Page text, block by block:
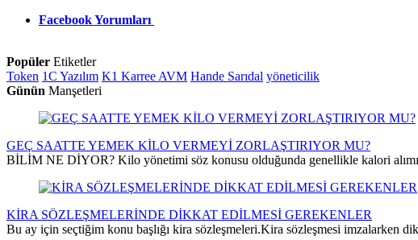
Facebook Yorumları
Popüler Etiketler
Token 1C Yazılım K1 Karree AVM Hande Sarıdal yöneticilik
Günün Manşetleri
GEÇ SAATTE YEMEK KİLO VERMEYİ ZORLAŞTIRIYOR MU?
BİLİM NE DİYOR? Kilo yönetimi söz konusu olduğunda genellikle kalori
KİRA SÖZLEŞMELERİNDE DİKKAT EDİLMESİ GEREKENLER
Bu ay için seçtiğim konu başlığı kira sözleşmeleri.Kira sözleşmesi imzalarken